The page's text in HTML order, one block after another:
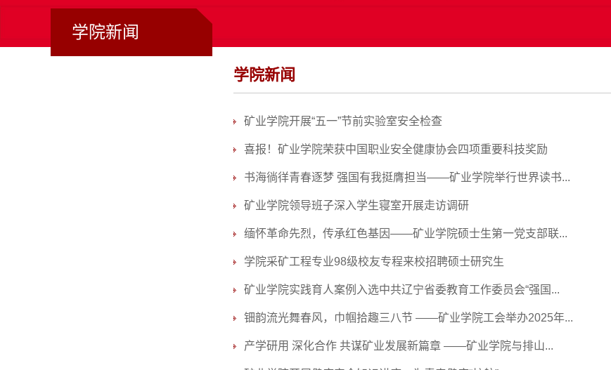
学院新闻
学院新闻
矿业学院开展“五一”节前实验室安全检查
喜报！矿业学院荣获中国职业安全健康协会四项重要科技奖励
书海徜徉青春逐梦 强国有我挺膺担当——矿业学院举行世界读书...
矿业学院领导班子深入学生寝室开展走访调研
缅怀革命先烈，传承红色基因——矿业学院硕士生第一党支部联...
学院采矿工程专业98级校友专程来校招聘硕士研究生
矿业学院实践育人案例入选中共辽宁省委教育工作委员会“强国...
钿韵流光舞春风，巾帼拾趣三八节 ——矿业学院工会举办2025年...
产学研用 深化合作 共谋矿业发展新篇章 ——矿业学院与排山...